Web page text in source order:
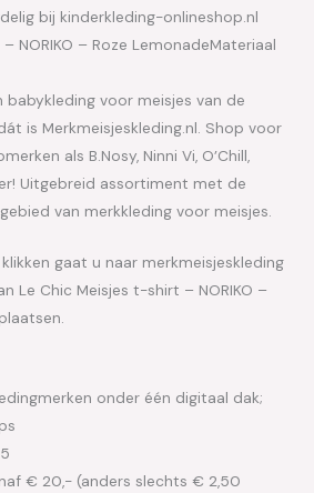
bij kinderkleding-onlineshop.nl
NORIKO – Roze LemonadeMateriaal
babykleding voor meisjes van de
is Merkmeisjeskleding.nl. Shop voor
als B.Nosy, Ninni Vi, O’Chill,
Uitgebreid assortiment met de
van merkkleding voor meisjes.
gaat u naar merkmeisjeskleding
Le Chic Meisjes t-shirt – NORIKO –
onder één digitaal dak;
€ 20,- (anders slechts € 2,50